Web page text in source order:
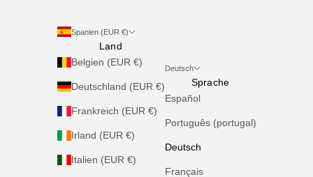
Spanien (EUR €)
Land
Belgien (EUR €)
Deutschland (EUR €)
Frankreich (EUR €)
Irland (EUR €)
Italien (EUR €)
Deutsch
Sprache
Español
Português (portugal)
Deutsch
Français